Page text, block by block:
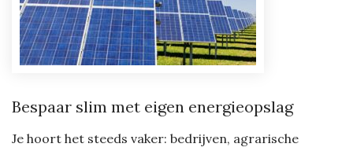
Bespaar slim met eigen energieopslag
Je hoort het steeds vaker: bedrijven, agrarische